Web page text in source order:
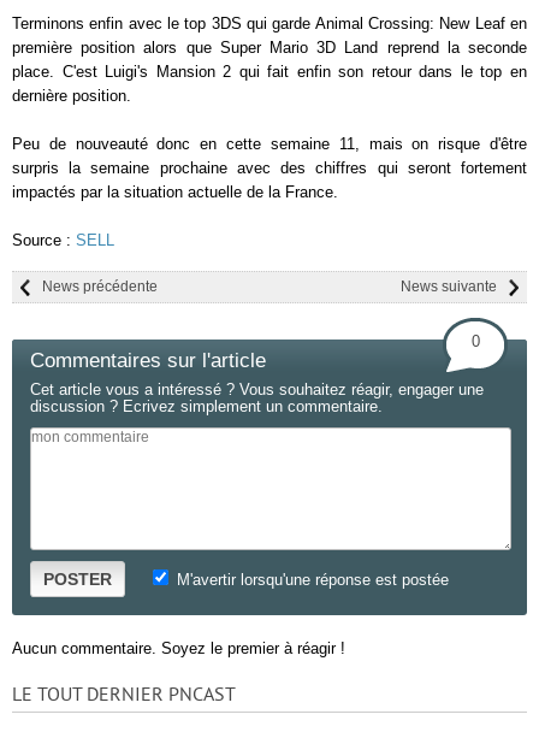
Terminons enfin avec le top 3DS qui garde Animal Crossing: New Leaf en
première position alors que Super Mario 3D Land reprend la seconde
place. C'est Luigi's Mansion 2 qui fait enfin son retour dans le top en
dernière position.
Peu de nouveauté donc en cette semaine 11, mais on risque d'être
surpris la semaine prochaine avec des chiffres qui seront fortement
impactés par la situation actuelle de la France.
Source : SELL
News suivante
News précédente
Commentaires sur l'article
0
Cet article vous a intéressé ? Vous souhaitez réagir, engager une
discussion ? Ecrivez simplement un commentaire.
POSTER M'avertir lorsqu'une réponse est postée
Aucun commentaire. Soyez le premier à réagir !
LE TOUT DERNIER PNCAST